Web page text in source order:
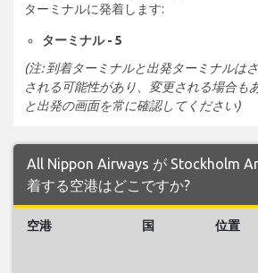
ターミナルに発着します:
ターミナル - 5
(注: 到着ターミナルと出発ターミナルは
される可能性があり、変更される場合も
と出発の画面を常に確認してください)
All Nippon Airways が Stockholm
着する空港はどこですか?
空港 国 位置